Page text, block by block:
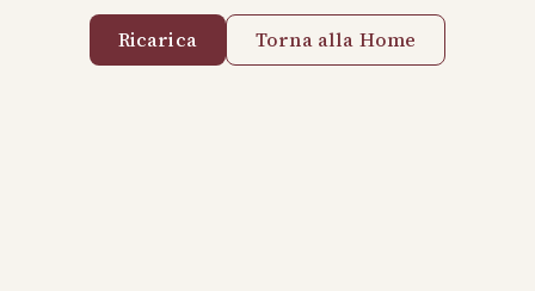
Ricarica Torna alla Home